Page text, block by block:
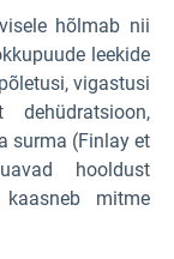
hõlmab nii
leekide
vigastusi
surma (Finlay et
hooldust
mitme